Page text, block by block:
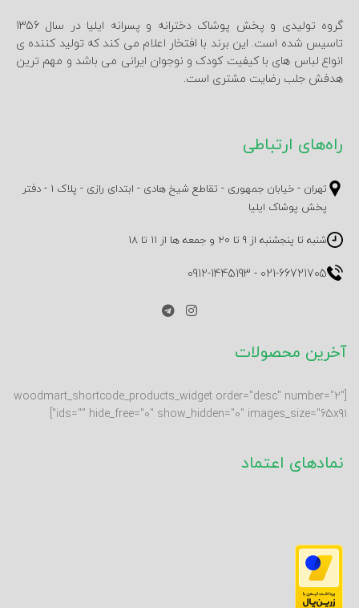
گروه تولیدی و پخش پوشاک دخترانه و پسرانه ایلیا در سال 1356
تاسیس شده است. این برند با افتخار اعلام می کند که تولید کننده ی
انواع لباس های با کیفیت کودک و نوجوان ایرانی می باشد و مهم ترین
هدفش جلب رضایت مشتری است.
راه‌های ارتباطی
تهران - خیابان جمهوری - تقاطع شیخ هادی - ابتدای رازی - پلاک 1 - دفتر
پخش پوشاک ایلیا
شنبه تا پنجشنبه از 9 تا 20 و جمعه ها از 11 تا 18
021-66721705
-
0912-1445193
آخرین محصولات
[woodmart_shortcode_products_widget order="desc" number="2"
ids="" hide_free="0" show_hidden="0" images_size="65x91"]
نمادهای اعتماد